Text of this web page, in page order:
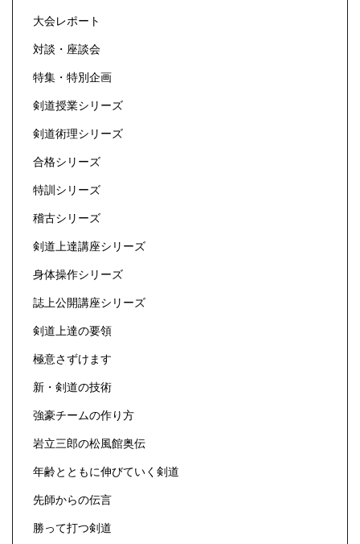
大会レポート
対談・座談会
特集・特別企画
剣道授業シリーズ
剣道術理シリーズ
合格シリーズ
特訓シリーズ
稽古シリーズ
剣道上達講座シリーズ
身体操作シリーズ
誌上公開講座シリーズ
剣道上達の要領
極意さずけます
新・剣道の技術
強豪チームの作り方
岩立三郎の松風館奥伝
年齢とともに伸びていく剣道
先師からの伝言
勝って打つ剣道